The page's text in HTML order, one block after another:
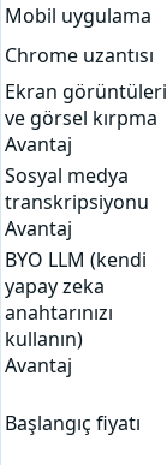
Mobil uygulama
Chrome uzantısı
Ekran görüntüleri
ve görsel kırpma
Avantaj
Sosyal medya
transkripsiyonu
Avantaj
BYO LLM (kendi
yapay zeka
anahtarınızı
kullanın)
Avantaj
Başlangıç fiyatı